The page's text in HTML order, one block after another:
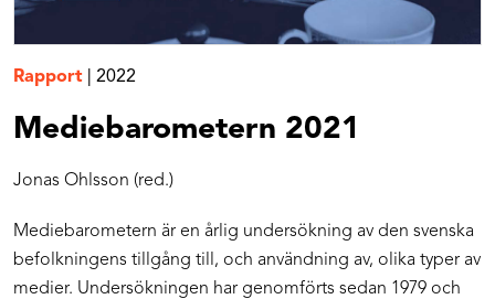
Rapport 2022
Mediebarometern 2021
Jonas Ohlsson (red.)
Mediebarometern är en årlig undersökning av den svenska
befolkningens tillgång till, och användning av, olika typer av
medier. Undersökningen har genomförts sedan 1979 och